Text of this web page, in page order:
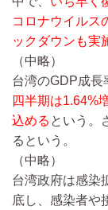
コロナウイルス
ックダウンも実
（中略）
台湾のGDP成長
四半期は1.64%
込める という。
るという。
（中略）
台湾政府は感染
底し、感染者や